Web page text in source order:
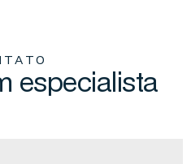
TA O
especia ista